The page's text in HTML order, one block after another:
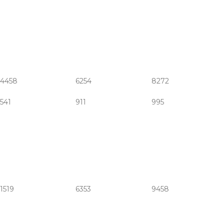
4458
541
6254
911
8272
995
1519 6353 9458